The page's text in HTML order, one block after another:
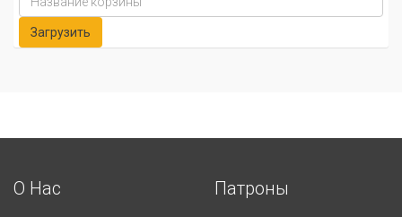
О Нас Патроны